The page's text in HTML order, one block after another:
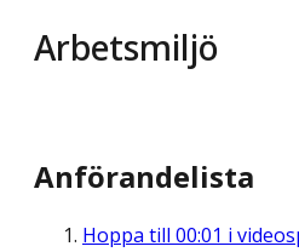
Arbetsmiljö
Anförandelista
Hoppa till 00:01 i